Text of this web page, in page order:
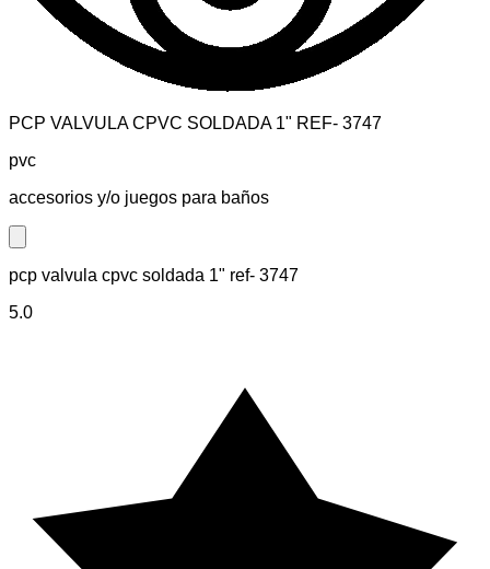
PCP VALVULA CPVC SOLDADA 1" REF- 3747
pvc
accesorios y/o juegos para baños
Close modal
pcp valvula cpvc soldada 1" ref- 3747
5.0